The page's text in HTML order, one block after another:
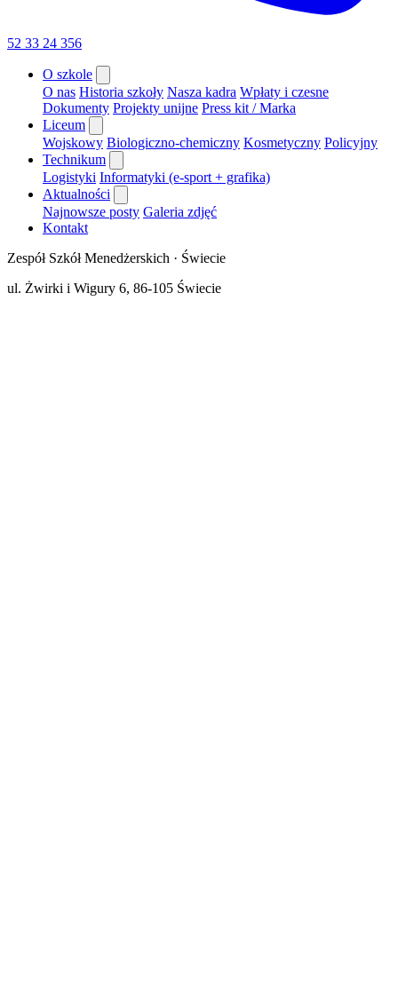
52 33 24 356
O szkole
O nas Historia szkoły Nasza kadra Wpłaty i czesne
Dokumenty Projekty unijne Press kit / Marka
Liceum
Wojskowy Biologiczno-chemiczny Kosmetyczny Policyjny
Technikum
Logistyki Informatyki (e-sport + grafika)
Aktualności
Najnowsze posty Galeria zdjęć
Kontakt
Zespół Szkół Menedżerskich · Świecie
ul. Żwirki i Wigury 6, 86-105 Świecie